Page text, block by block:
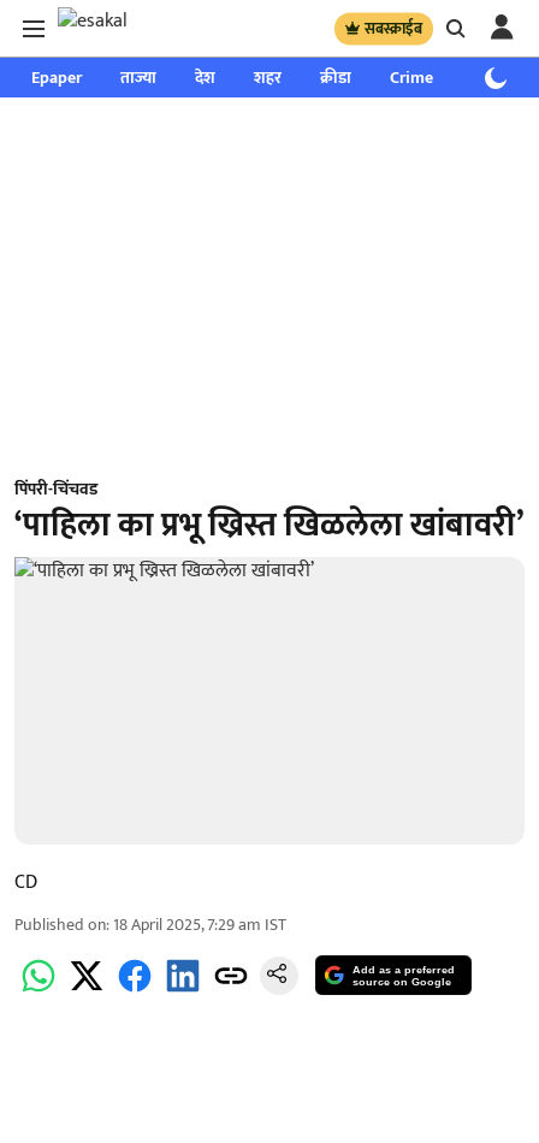
सबस्क्राईब
Epaper ताज्या देश शहर क्रीडा Crime साप्ताहिक
पिंपरी-चिंचवड
‘पाहिला का प्रभू ख्रिस्त खिळलेला खांबावरी’
CD
Published on:18 April 2025, 7:29 am IST
Add as a preferred
source on Google